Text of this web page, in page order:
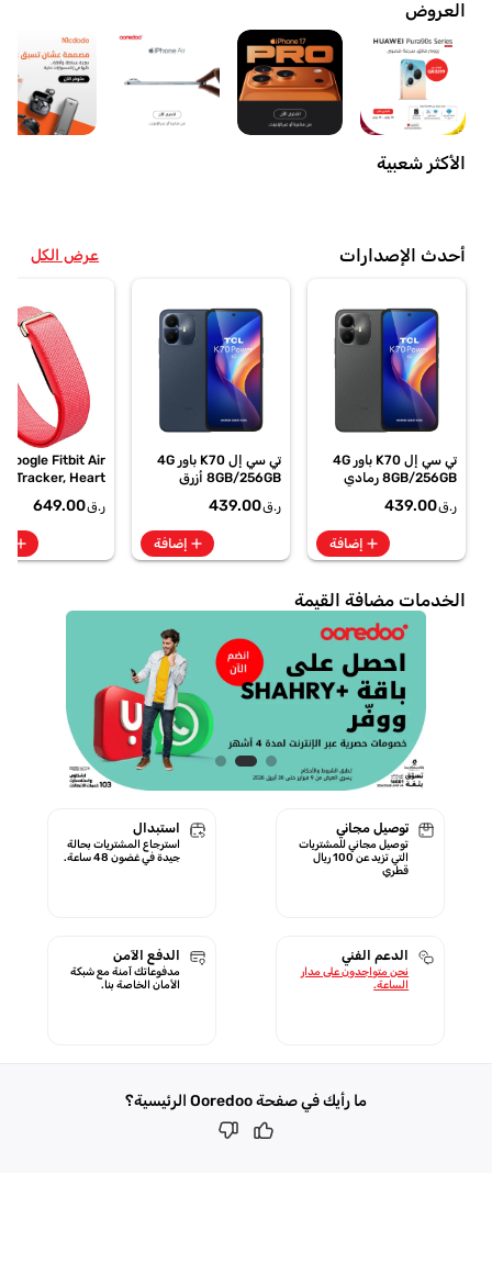
العروض
الأكثر شعبية
أحدث الإصدارات عرض الكل
تي سي إل K70 باور 4G
8GB/256GB رمادي
ر.ق439.00
add إضافة
تي سي إل K70 باور 4G
8GB/256GB أزرق
ر.ق439.00
add إضافة
Google Fitbit Air
Tracker, Heart
Battery Berry -
GA11016 | 1 Year
Warranty
ر.ق649.00
add
الخدمات مضافة القيمة
توصيل مجاني
توصيل مجاني للمشتريات
التي تزيد عن 100 ريال
قطري
استبدال
استرجاع المشتريات بحالة
جيدة في غضون 48 ساعة.
الدعم الفني
نحن متواجدون على مدار
الساعة.
الدفع الآمن
مدفوعاتك آمنة مع شبكة
الأمان الخاصة بنا.
ما رأيك في صفحة Ooredoo الرئيسية؟